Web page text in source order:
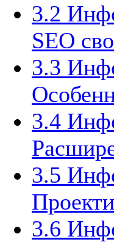
3.2
SEO
3.3
3.4
3.5
3.6